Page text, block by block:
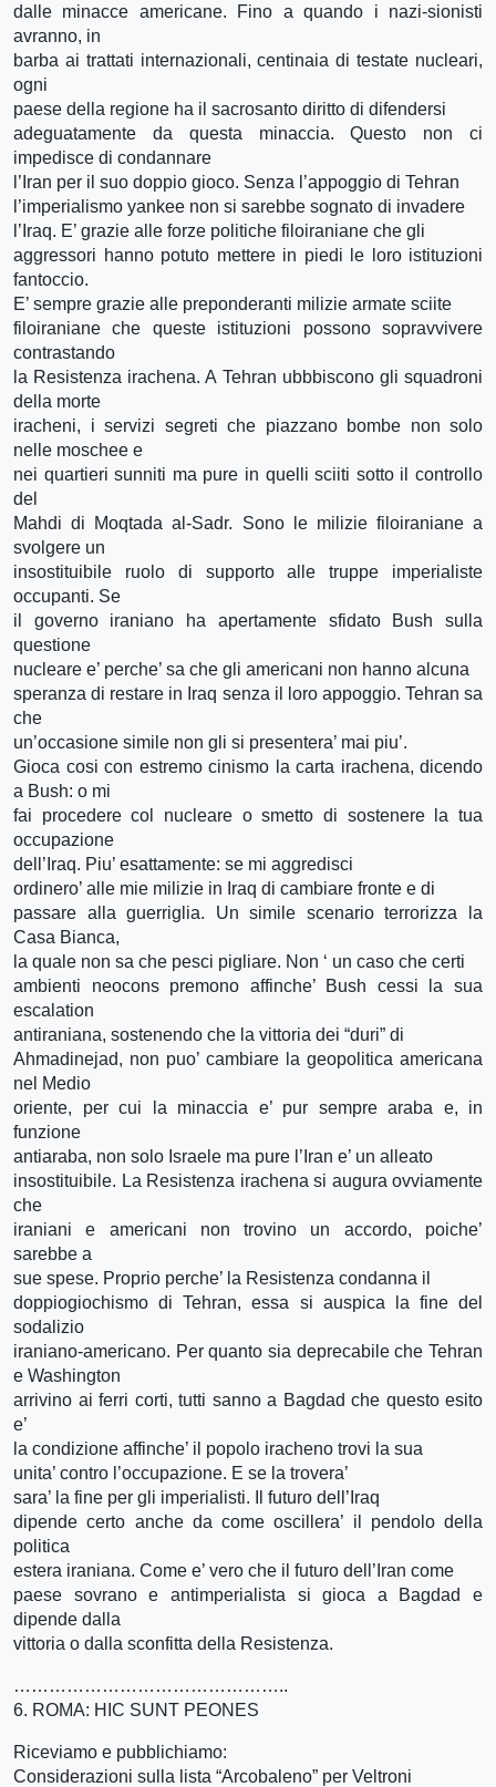
dalle minacce americane. Fino a quando i nazi-sionisti
avranno, in
barba ai trattati internazionali, centinaia di testate nucleari,
ogni
paese della regione ha il sacrosanto diritto di difendersi
adeguatamente da questa minaccia. Questo non ci
impedisce di condannare
l’Iran per il suo doppio gioco. Senza l’appoggio di Tehran
l’imperialismo yankee non si sarebbe sognato di invadere
l’Iraq. E’ grazie alle forze politiche filoiraniane che gli
aggressori hanno potuto mettere in piedi le loro istituzioni
fantoccio.
E’ sempre grazie alle preponderanti milizie armate sciite
filoiraniane che queste istituzioni possono sopravvivere
contrastando
la Resistenza irachena. A Tehran ubbbiscono gli squadroni
della morte
iracheni, i servizi segreti che piazzano bombe non solo
nelle moschee e
nei quartieri sunniti ma pure in quelli sciiti sotto il controllo
del
Mahdi di Moqtada al-Sadr. Sono le milizie filoiraniane a
svolgere un
insostituibile ruolo di supporto alle truppe imperialiste
occupanti. Se
il governo iraniano ha apertamente sfidato Bush sulla
questione
nucleare e’ perche’ sa che gli americani non hanno alcuna
speranza di restare in Iraq senza il loro appoggio. Tehran sa
che
un’occasione simile non gli si presentera’ mai piu’.
Gioca cosi con estremo cinismo la carta irachena, dicendo
a Bush: o mi
fai procedere col nucleare o smetto di sostenere la tua
occupazione
dell’Iraq. Piu’ esattamente: se mi aggredisci
ordinero’ alle mie milizie in Iraq di cambiare fronte e di
passare alla guerriglia. Un simile scenario terrorizza la
Casa Bianca,
la quale non sa che pesci pigliare. Non ‘ un caso che certi
ambienti neocons premono affinche’ Bush cessi la sua
escalation
antiraniana, sostenendo che la vittoria dei “duri” di
Ahmadinejad, non puo’ cambiare la geopolitica americana
nel Medio
oriente, per cui la minaccia e’ pur sempre araba e, in
funzione
antiaraba, non solo Israele ma pure l’Iran e’ un alleato
insostituibile. La Resistenza irachena si augura ovviamente
che
iraniani e americani non trovino un accordo, poiche’
sarebbe a
sue spese. Proprio perche’ la Resistenza condanna il
doppiogiochismo di Tehran, essa si auspica la fine del
sodalizio
iraniano-americano. Per quanto sia deprecabile che Tehran
e Washington
arrivino ai ferri corti, tutti sanno a Bagdad che questo esito
e’
la condizione affinche’ il popolo iracheno trovi la sua
unita’ contro l’occupazione. E se la trovera’
sara’ la fine per gli imperialisti. Il futuro dell’Iraq
dipende certo anche da come oscillera’ il pendolo della
politica
estera iraniana. Come e’ vero che il futuro dell’Iran come
paese sovrano e antimperialista si gioca a Bagdad e
dipende dalla
vittoria o dalla sconfitta della Resistenza.
………………………………………..
6. ROMA: HIC SUNT PEONES
Riceviamo e pubblichiamo:
Considerazioni sulla lista “Arcobaleno” per Veltroni